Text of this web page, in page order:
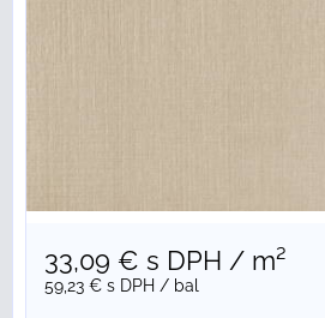
33,09 € s DPH / m²
59,23 € s DPH / bal